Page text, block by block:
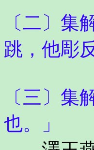
〔二〕集
跳，他彫
〔三〕集
也。」